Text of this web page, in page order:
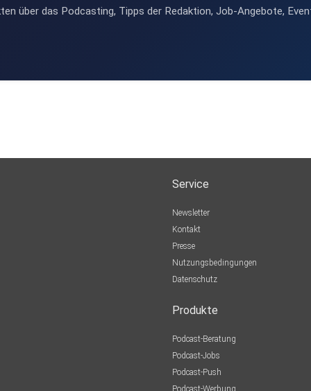
über das Podcasting, Tipps der Redaktion, Job-Angebote,
Service
Newsletter
Kontakt
Presse
Nutzungsbedingungen
Datenschutz
Produkte
Podcast-Beratung
Podcast-Jobs
Podcast-Push
Podcast-Werbung